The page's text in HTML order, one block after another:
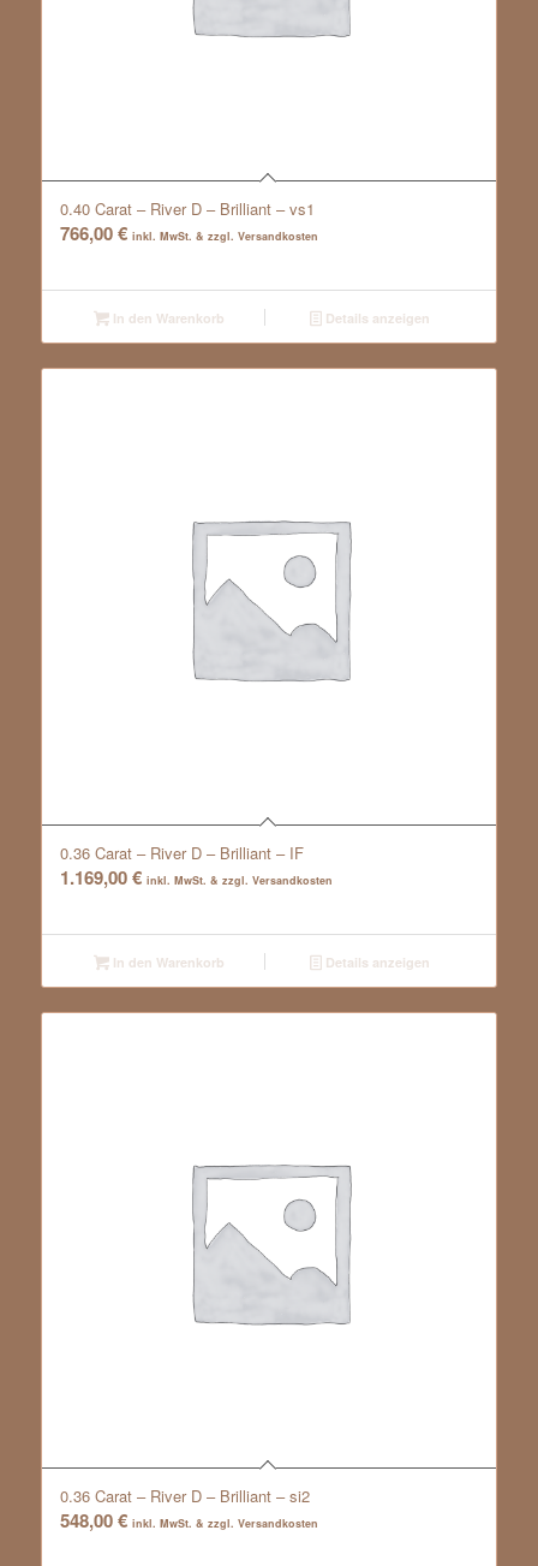
0.40 Carat – River D – Brilliant – vs1
766,00€ inkl. MwSt. & zzgl. Versandkosten
In den Warenkorb Details anzeigen
0.36 Carat – River D – Brilliant – IF
1.169,00€ inkl. MwSt. & zzgl. Versandkosten
In den Warenkorb Details anzeigen
0.36 Carat – River D – Brilliant – si2
548,00€ inkl. MwSt. & zzgl. Versandkosten